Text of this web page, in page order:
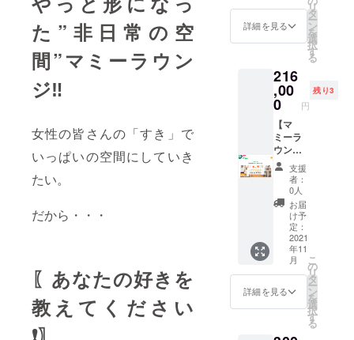
た”非日常の空
間”マミーラウン
ジ‼️
女性の皆さんの「すき」で
いっぱいの空間にしていき
たい。
だから・・・
〖あなたの好きを
教えてください
名、匿
名）を
す。備
考欄へ
記載が
ない場
合は、
掲載が
できま
せんの
でご了
承下さ
い。
ししま
す。
のリ
ターン
ご購入
いただ
いた方
のネー
ムを感
謝の気
持ちを
込めて
掲載さ
せてい
ただき
ます。
必須）
備考欄
に掲載
名（個
女性が
ター
ゲット
層の企
おすす
めで
す。
（100
個/月）
通常
10,000
円/月
×12ヶ
月
50%off
にて配
布させ
ていた
だきま
す。
様が足
を運ん
でくだ
さりま
ンチを
食べな
がら、
ママ友
同士お
茶をし
なが
ら、 そ
んな空
間にて
企業様
の動画
を放映
いたし
ます。
5分ほど
の動画
データ
をご用
意くだ
詳細を見る
リ
タ
ー
ン
を
選
択
す
る
216
,00
0 円
残り3
【マ
ミーラ
ウンジ
HPバ
ナー掲
載】
月５０
０名の
お客様
が足を
運んで
くださ
りま
す。
育児中
の女性
支援
者：
0人
お届
け予
定：
2021
年11
月
詳細を見る
こ
の
リ
タ
ー
ン
を
選
択
す
る